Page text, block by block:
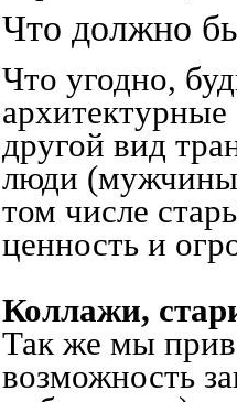
Что должно
Что угодно,
другой вид
люди
том числе
ценность и
Коллажи,
Так же мы
возможность